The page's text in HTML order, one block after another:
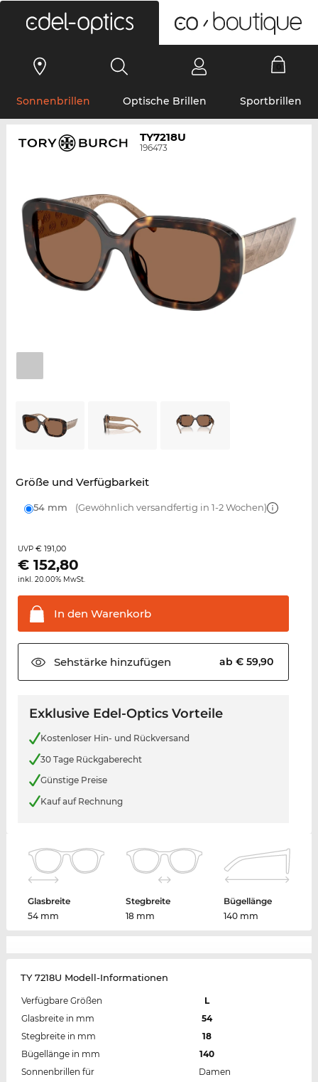
Sonnenbrillen Optische Brillen Sportbrillen
TY7218U
196473
Größe und Verfügbarkeit
54 mm (Gewöhnlich versandfertig in 1-2 Wochen)
UVP € 191,00
€ 152,80
inkl. 20.00% MwSt.
In den Warenkorb
Sehstärkehinzufügen ab € 59,90
Exklusive Edel-Optics Vorteile
Kostenloser Hin- und Rückversand
30 Tage Rückgaberecht
Günstige Preise
Kauf auf Rechnung
Glasbreite
54 mm
Stegbreite
18 mm
Bügellänge
140 mm
TY 7218U Modell-Informationen
Verfügbare Größen
L
Glasbreite in mm
54
Stegbreite in mm
18
Bügellänge in mm
140
Sonnenbrillen für
Damen